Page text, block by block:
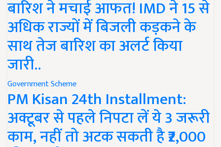
बारिश ने मचाई आफत! IMD ने 15 से
अधिक राज्यों में बिजली कड़कने के
साथ तेज बारिश का अलर्ट किया
जारी..
Government Scheme
PM Kisan 24th Installment:
अक्टूबर से पहले निपटा लें ये 3 जरूरी
काम, नहीं तो अटक सकती है ₹2,000